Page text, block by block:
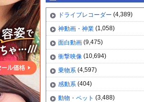
ドライブレコーダー (4,389)
神動画・神業 (1,058)
面白動画 (9,475)
衝撃映像 (10,694)
乗物系 (4,597)
感動系 (404)
動物・ペット (3,488)